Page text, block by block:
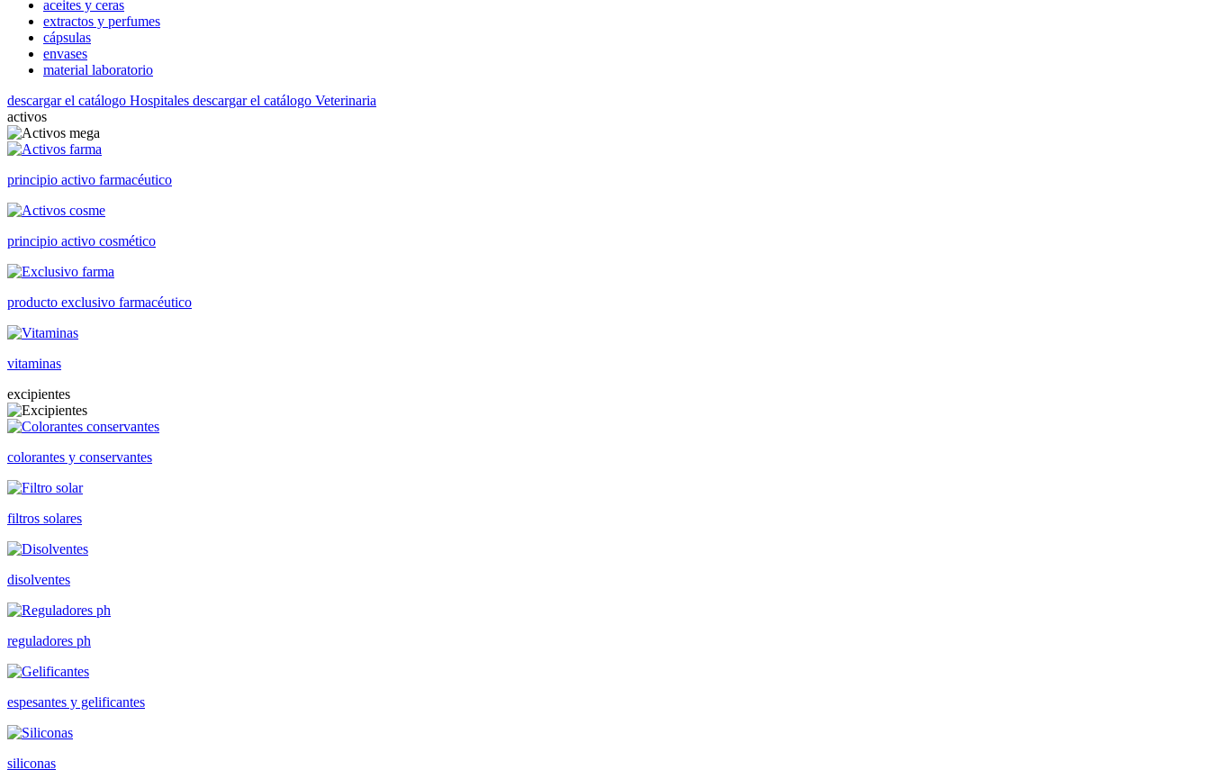
aceites y ceras
extractos y perfumes
cápsulas
envases
material laboratorio
descargar el catálogo Hospitales descargar el catálogo Veterinaria
activos
principio activo farmacéutico
principio activo cosmético
producto exclusivo farmacéutico
vitaminas
excipientes
colorantes y conservantes
filtros solares
disolventes
reguladores ph
espesantes y gelificantes
siliconas